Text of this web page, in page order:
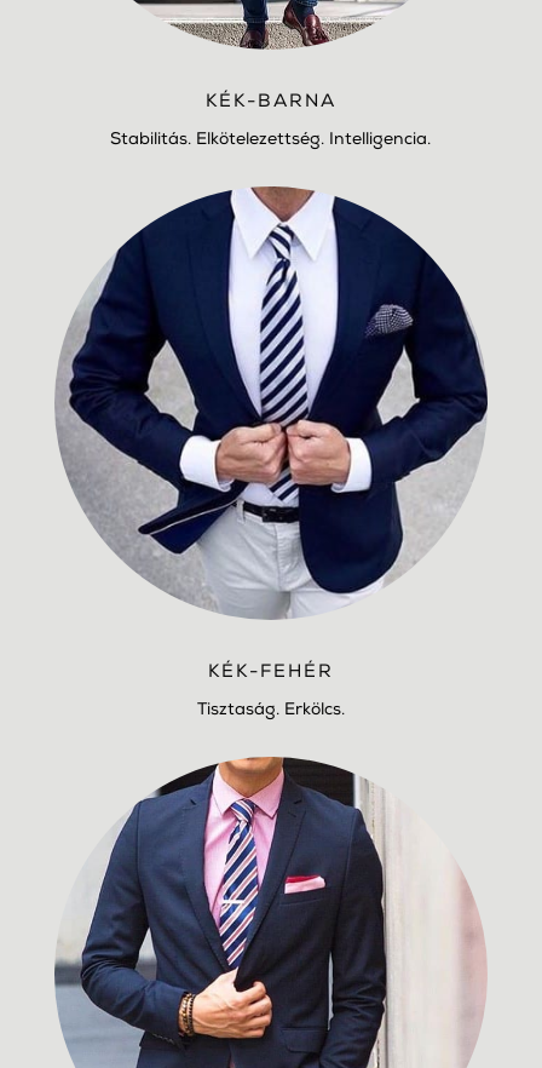
KÉK-BARNA
Stabilitás. Elkötelezettség. Intelligencia.
KÉK-FEHÉR
Tisztaság. Erkölcs.